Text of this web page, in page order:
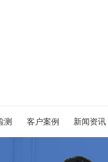
测 客户案例 新闻资讯